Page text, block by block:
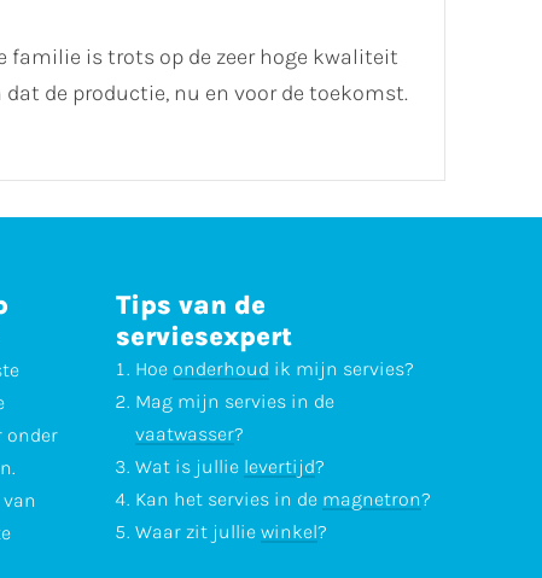
familie is trots op de zeer hoge kwaliteit
de productie, nu en voor de toekomst.
onder
Tips van de
serviesexpert
Hoe onderhoud ik mijn servies?
Mag mijn servies in de
vaatwasser?
Wat is jullie levertijd?
Kan het servies in de magnetron?
Waar zit jullie winkel?